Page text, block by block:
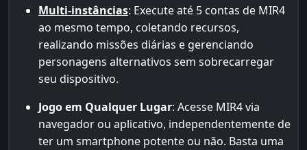
Multi-instâncias: Execute até 5 contas de MIR4
ao mesmo tempo, coletando recursos,
realizando missões diárias e gerenciando
personagens alternativos sem sobrecarregar
seu dispositivo.
Jogo em Qualquer Lugar: Acesse MIR4 via
navegador ou aplicativo, independentemente de
ter um smartphone potente ou não. Basta uma